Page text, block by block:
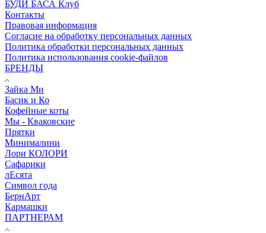
БУДИ БАСА Клуб
Контакты
Правовая информация
Согласие на обработку персональных данных
Политика обработки персональных данных
Политика использования cookie-файлов
БРЕНДЫ
Зайка Ми
Басик и Ко
Кофейные коты
Мы - Кваковские
Прятки
Минималини
Лори КОЛОРИ
Сафарики
лЕсята
Символ года
БернАрт
Кармашки
ПАРТНЕРАМ